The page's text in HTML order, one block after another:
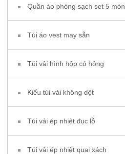
Quần áo phòng sạch set 5 món
Túi áo vest may sẵn
Túi vải hình hộp có hông
Kiểu túi vải không dệt
Túi vải ép nhiệt đục lỗ
Túi vải ép nhiệt quai xách